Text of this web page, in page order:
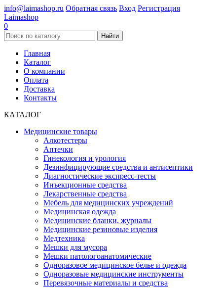
info@laimashop.ru Обратная связь Вход Регистрация
Laimashop
0
Найти
Главная
Каталог
О компании
Оплата
Доставка
Контакты
КАТАЛОГ
Медицинские товары
Алкотестеры
Аптечки
Гинекология и урология
Дезинфицирующие средства и антисептики
Диагностические экспресс-тесты
Инъекционные средства
Лекарственные средства
Мебель для медицинских учреждений
Медицинская одежда
Медицинские бланки, журналы
Медицинские резиновые изделия
Медтехника
Мешки для мусора
Мешки патологоанатомические
Одноразовое медицинское белье и одежда
Одноразовые медицинские инструменты
Перевязочные материалы и средства